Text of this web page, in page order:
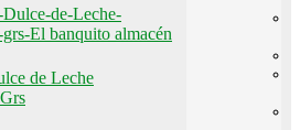
de Leche